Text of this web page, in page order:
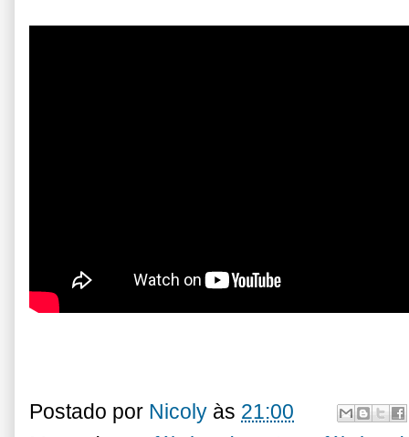
Postado por Nicoly às 21:00